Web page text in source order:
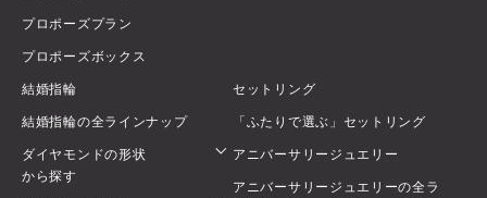
プロポーズプラン
プロポーズボックス
結婚指輪
結婚指輪の全ラインナップ
ダイヤモンドの形状
から探す
セットリング
「ふたりで選ぶ」セットリング
アニバーサリージュエリー
アニバーサリージュエリーの全ラ